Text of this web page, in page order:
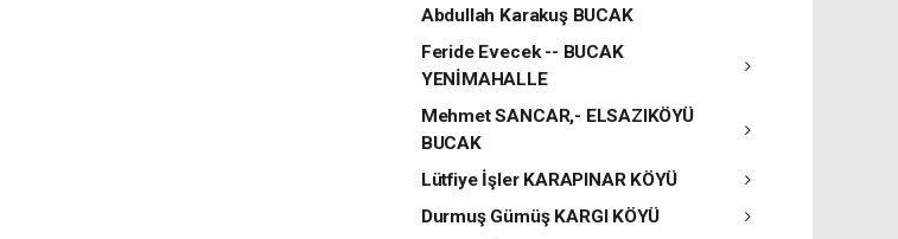
Abdullah Karakuş BUCAK
Feride Evecek -- BUCAK
YENİMAHALLE
Mehmet SANCAR,- ELSAZIKÖYÜ
BUCAK
Lütfiye İşler KARAPINAR KÖYÜ
Durmuş Gümüş KARGI KÖYÜ